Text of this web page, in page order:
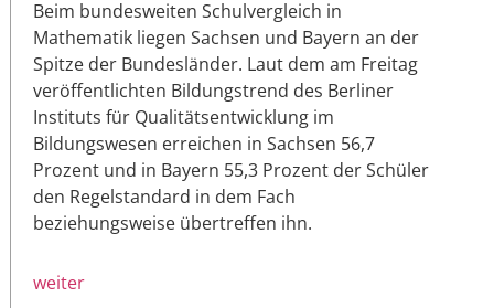
Beim bundesweiten Schulvergleich in
Mathematik liegen Sachsen und Bayern an der
Spitze der Bundesländer. Laut dem am Freitag
veröffentlichten Bildungstrend des Berliner
Instituts für Qualitätsentwicklung im
Bildungswesen erreichen in Sachsen 56,7
Prozent und in Bayern 55,3 Prozent der Schüler
den Regelstandard in dem Fach
beziehungsweise übertreffen ihn.
weiter